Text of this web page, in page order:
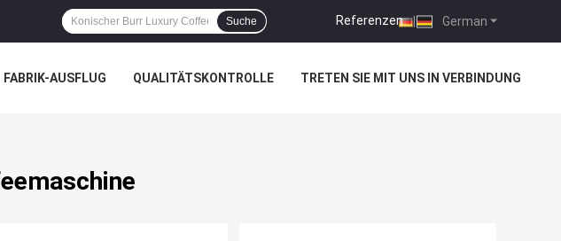
German
Referenzen |
Suche
FABRIK-AUSFLUG QUALITÄTSKONTROLLE TRETEN SIE MIT UNS IN VERBINDUNG